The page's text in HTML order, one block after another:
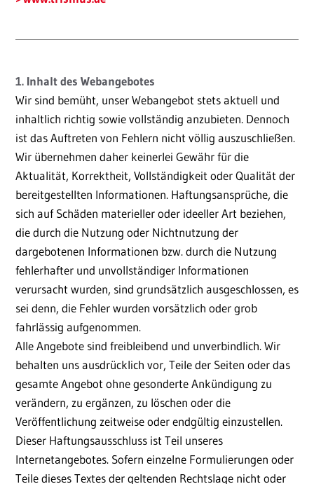
1. Inhalt des Webangebotes
Wir sind bemüht, unser Webangebot stets aktuell und
inhaltlich richtig sowie vollständig anzubieten. Dennoch
ist das Auftreten von Fehlern nicht völlig auszuschließen.
Wir übernehmen daher keinerlei Gewähr für die
Aktualität, Korrektheit, Vollständigkeit oder Qualität der
bereitgestellten Informationen. Haftungsansprüche, die
sich auf Schäden materieller oder ideeller Art beziehen,
die durch die Nutzung oder Nichtnutzung der
dargebotenen Informationen bzw. durch die Nutzung
fehlerhafter und unvollständiger Informationen
verursacht wurden, sind grundsätzlich ausgeschlossen, es
sei denn, die Fehler wurden vorsätzlich oder grob
fahrlässig aufgenommen.
Alle Angebote sind freibleibend und unverbindlich. Wir
behalten uns ausdrücklich vor, Teile der Seiten oder das
gesamte Angebot ohne gesonderte Ankündigung zu
verändern, zu ergänzen, zu löschen oder die
Veröffentlichung zeitweise oder endgültig einzustellen.
Dieser Haftungsausschluss ist Teil unseres
Internetangebotes. Sofern einzelne Formulierungen oder
Teile dieses Textes der geltenden Rechtslage nicht oder